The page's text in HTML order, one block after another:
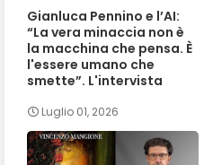
Gianluca Pennino e l’AI:
“La vera minaccia non è
la macchina che pensa. È
l'essere umano che
smette”. L'intervista
Luglio 01, 2026